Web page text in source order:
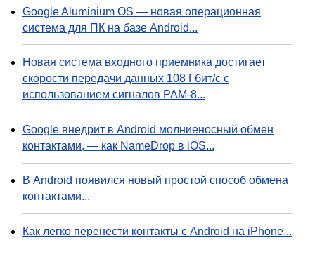
Google Aluminium OS — новая операционная
система для ПК на базе Android...
Новая система входного приемника достигает
скорости передачи данных 108 Гбит/с с
использованием сигналов PAM-8...
Google внедрит в Android молниеносный обмен
контактами, — как NameDrop в iOS...
В Android появился новый простой способ обмена
контактами...
Как легко перенести контакты с Android на iPhone...